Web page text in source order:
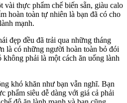
vài thực phẩm chế biến sẵn, giàu calo
hoàn toàn tự nhiên là bạn đã có cho
mạnh.
đẹp đều đã trải qua những tháng
là có những người hoàn toàn bỏ đói
không phải là một cách ăn uống lành
khó khăn như bạn vẫn nghĩ. Bạn
phẩm siêu dễ dàng với giá cả phải